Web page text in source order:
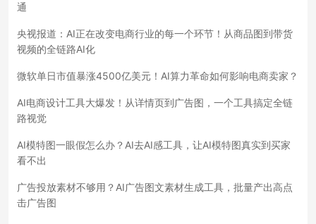
通
央视报道：AI正在改变电商行业的每一个环节！从商品图到带货
视频的全链路AI化
微软单日市值暴涨4500亿美元！AI算力革命如何影响电商卖家？
AI电商设计工具大爆发！从详情页到广告图，一个工具搞定全链
路视觉
AI模特图一眼假怎么办？AI去AI感工具，让AI模特图真实到买家
看不出
广告投放素材不够用？AI广告图文素材生成工具，批量产出高点
击广告图